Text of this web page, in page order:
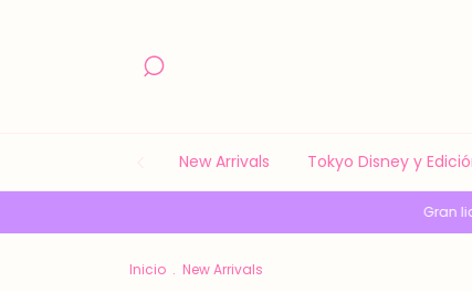
New Arrivals Tokyo Disney y
Gran liquidación!!!
Inicio . New Arrivals